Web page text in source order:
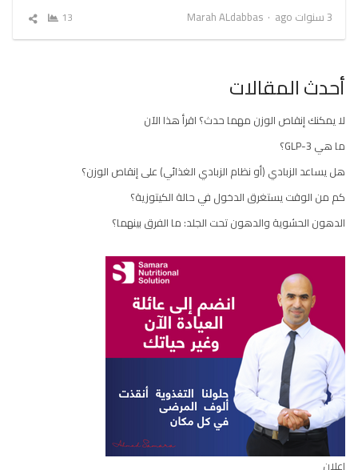
3 سنوات ago
Author
Marah ALdabbas
13
شارك
أحدث المقالات
لا يمكنك إنقاص الوزن مهما حدث؟ اقرأ هذا الآن
ما هي GLP-3؟
هل يساعد الزبادي (أو نظام الزبادي الغذائي) على إنقاص الوزن؟
كم من الوقت يستغرق الدخول في حالة الكيتوزية؟
الدهون الحشوية والدهون تحت الجلد: ما الفرق بينهما؟